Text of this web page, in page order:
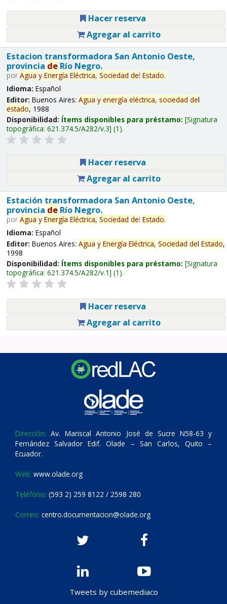
Hacer reserva
Agregar al carrito
Estacion transformadora San Antonio Oeste,
provincia deRío Negro.
por Agua y Energía Eléctrica, Sociedad del Estado.
Idioma: Español
Editor: Buenos Aires: Agua y energía eléctrica, sociedad del
estado, 1988
Disponibilidad: Ítems disponibles para préstamo: Signatura
topográfica: 621.374.5/A282/v.3 (1).
Hacer reserva
Agregar al carrito
Estación transformadora San Antonio Oeste,
provincia deRío Negro.
por Agua y Energía Eléctrica, Sociedad del Estado.
Idioma: Español
Editor: Buenos Aires: Agua y Energía Eléctrica, Sociedad del Estado,
1998
Disponibilidad: Ítems disponibles para préstamo: Signatura
topográfica: 621.374.5/A282/v.1 (1).
Hacer reserva
Agregar al carrito
Dirección: Av. Mariscal Antonio José de Sucre N58-63 y
Fernández Salvador Edif. Olade – San Carlos, Quito –
Ecuador.
Web: www.olade.org
Teléfono: (593 2) 259 8122 / 2598 280
Correo: centro.documentacion@olade.org
Tweets by cubemediaco